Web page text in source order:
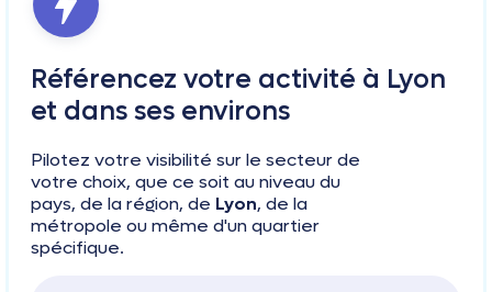
Référencez votre activité à Lyon
et dans ses environs
Pilotez votre visibilité sur le secteur de
votre choix, que ce soit au niveau du
pays, de la région, de Lyon, de la
métropole ou même d'un quartier
spécifique.